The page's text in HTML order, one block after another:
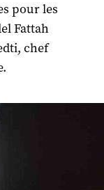
pour les
Fattah
chef